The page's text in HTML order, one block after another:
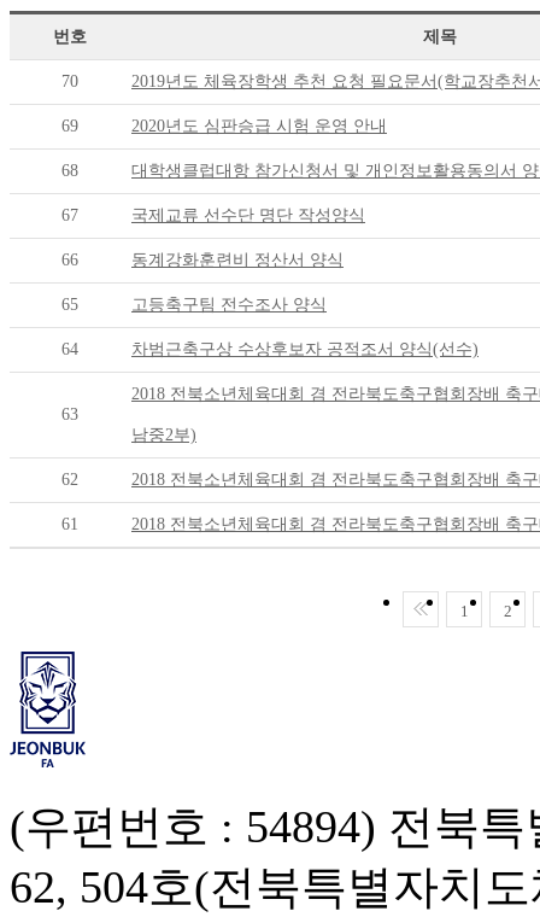
번호 제목
70 2019년도 체육장학생 추천 요청 필요문서(학교장추천
69 2020년도 심판승급 시험 운영 안내
68 대학생클럽대항 참가신청서 및 개인정보활용동의서
67 국제교류 선수단 명단 작성양식
66 동계강화훈련비 정산서 양식
65 고등축구팀 전수조사 양식
64 차범근축구상 수상후보자 공적조서 양식(선수)
63
2018 전북소년체육대회 겸 전라북도축구협회장배 축
남중2부)
62 2018 전북소년체육대회 겸 전라북도축구협회장배 축
61 2018 전북소년체육대회 겸 전라북도축구협회장배 축
1 2
(우편번호 : 54894) 전북
62, 504호(전북특별자치